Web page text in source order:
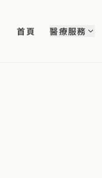
首頁 醫療服務